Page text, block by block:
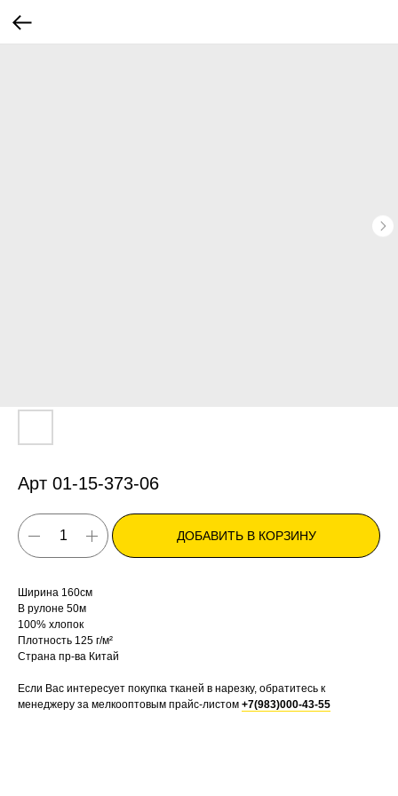
Арт 01-15-373-06
ДОБАВИТЬ В КОРЗИНУ
Ширина 160см
В рулоне 50м
100% хлопок
Плотность 125 г/м²
Страна пр-ва Китай
Если Вас интересует покупка тканей в нарезку, обратитесь к
менеджеру за мелкооптовым прайс-листом +7(983)000-43-55